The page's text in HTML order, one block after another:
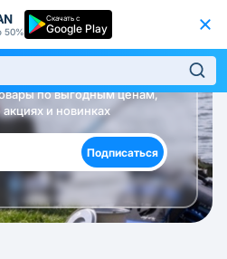
50%
Скачать с
Google Play
курсе!
по выгодным ценам,
акциях и новинках
Подписаться